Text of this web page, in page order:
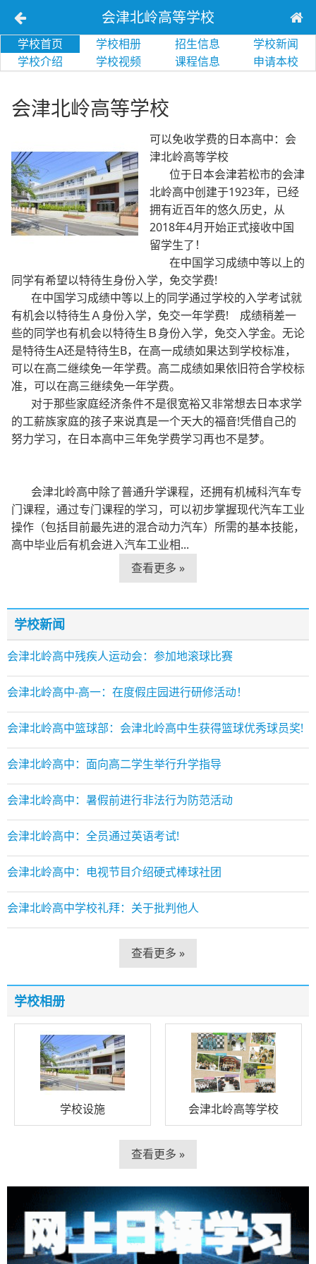
会津北岭高等学校
学校首页 学校相册 招生信息
学校新闻
学校介绍
学校视频 课程信息 申请本校
会津北岭高等学校
可以免收学费的日本高中：会
津北岭高等学校
位于日本会津若松市的会津
北岭高中创建于1923年，已经
拥有近百年的悠久历史，从
2018年4月开始正式接收中国
留学生了！
在中国学习成绩中等以上的
同学有希望以特待生身份入学，免交学费!
在中国学习成绩中等以上的同学通过学校的入学考试就
有机会以特待生Ａ身份入学，免交一年学费! 成绩稍差一
些的同学也有机会以特待生Ｂ身份入学，免交入学金。无论
是特待生A还是特待生B，在高一成绩如果达到学校标准，
可以在高二继续免一年学费。高二成绩如果依旧符合学校标
准，可以在高三继续免一年学费。
对于那些家庭经济条件不是很宽裕又非常想去日本求学
的工薪族家庭的孩子来说真是一个天大的福音!凭借自己的
努力学习，在日本高中三年免学费学习再也不是梦。
会津北岭高中除了普通升学课程，还拥有机械科汽车专
门课程，通过专门课程的学习，可以初步掌握现代汽车工业
操作（包括目前最先进的混合动力汽车）所需的基本技能，
高中毕业后有机会进入汽车工业相...
查看更多 »
学校新闻
会津北岭高中残疾人运动会：参加地滚球比赛
会津北岭高中-高一：在度假庄园进行研修活动！
会津北岭高中篮球部：会津北岭高中生获得篮球优秀球员奖!
会津北岭高中：​面向高二学生举行升学指导
会津北岭高中：暑假前进行非法行为防范活动
会津北岭高中：全员通过英语考试!
会津北岭高中：电视节目介绍硬式棒球社团
会津北岭高中学校礼拜：关于批判他人
查看更多 »
学校相册
学校设施 会津北岭高等学校
查看更多 »